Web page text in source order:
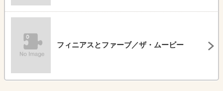
フィニアスとファーブ／ザ・ムービー